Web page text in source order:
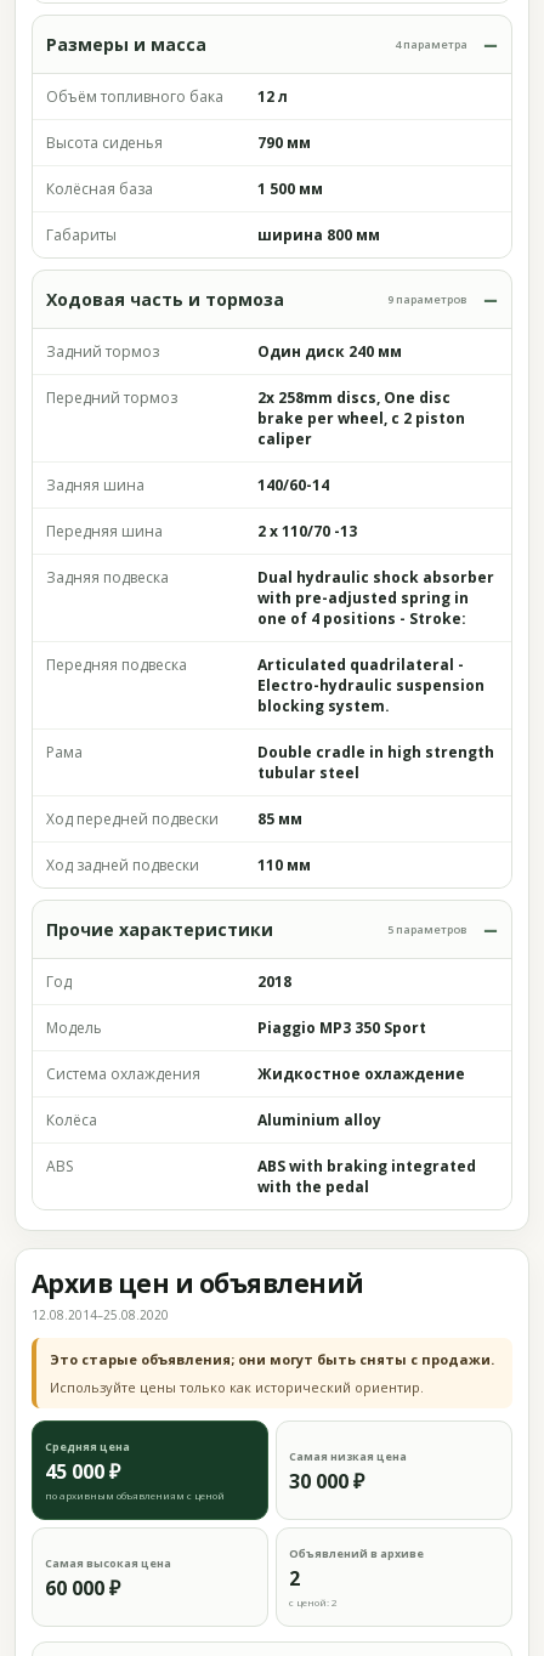
Размеры и масса 4 параметра
Объём топливного бака 12 л
Высота сиденья 790 мм
Колёсная база 1 500 мм
Габариты ширина 800 мм
Ходовая часть и тормоза 9 параметров
Задний тормоз Один диск 240 мм
Передний тормоз
2x 258mm discs, One disc
brake per wheel, c 2 piston
caliper
Задняя шина 140/60-14
Передняя шина 2 x 110/70 -13
Задняя подвеска
Dual hydraulic shock absorber
with pre-adjusted spring in
one of 4 positions - Stroke:
Передняя подвеска
Articulated quadrilateral -
Electro-hydraulic suspension
blocking system.
Рама
Double cradle in high strength
tubular steel
Ход передней подвески 85 мм
Ход задней подвески 110 мм
Прочие характеристики 5 параметров
Год 2018
Модель Piaggio MP3 350 Sport
Система охлаждения Жидкостное охлаждение
Колёса Aluminium alloy
ABS
ABS with braking integrated
with the pedal
Архив цен и объявлений
12.08.2014–25.08.2020
Это старые объявления; они могут быть сняты с продажи.
Используйте цены только как исторический ориентир.
Средняя цена
45 000 ₽
по архивным объявлениям с ценой
Самая низкая цена
30 000 ₽
Самая высокая цена
60 000 ₽
Объявлений в архиве
2
с ценой: 2